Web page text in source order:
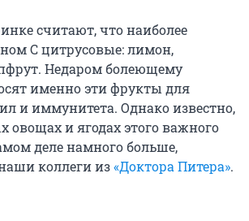
считают, что наиболее
С цитрусовые: лимон,
Недаром болеющему
именно эти фрукты для
и иммунитета. Однако известно,
овощах и ягодах этого важного
деле намного больше,
коллеги из«Доктора Питера».